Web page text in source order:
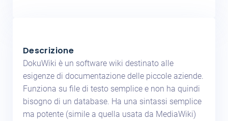
Descrizione
DokuWiki è un software wiki destinato alle
esigenze di documentazione delle piccole aziende.
Funziona su file di testo semplice e non ha quindi
bisogno di un database. Ha una sintassi semplice
ma potente (simile a quella usata da MediaWiki)